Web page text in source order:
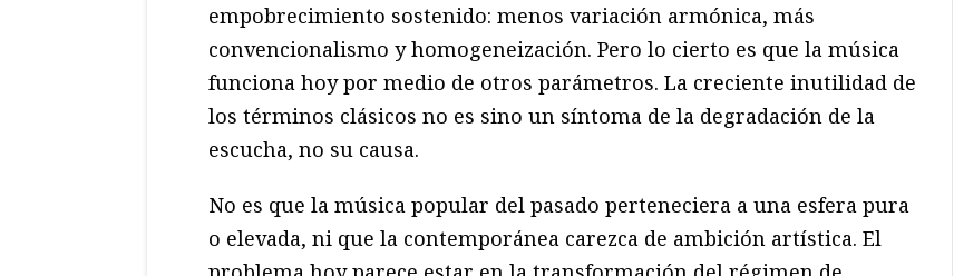
empobrecimiento sostenido: menos variación armónica, más
convencionalismo y homogeneización. Pero lo cierto es que la música
funciona hoy por medio de otros parámetros. La creciente inutilidad de
los términos clásicos no es sino un síntoma de la degradación de la
escucha, no su causa.
No es que la música popular del pasado perteneciera a una esfera pura
o elevada, ni que la contemporánea carezca de ambición artística. El